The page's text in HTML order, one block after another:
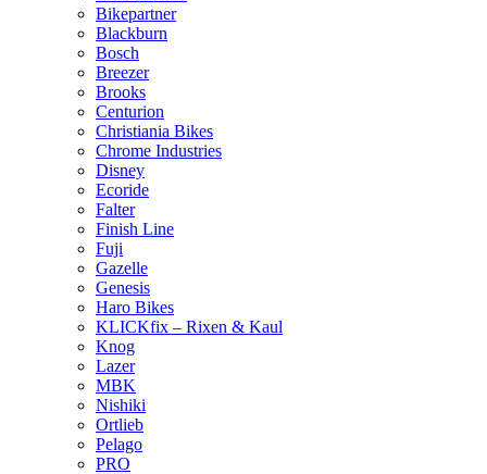
Bikepartner
Blackburn
Bosch
Breezer
Brooks
Centurion
Christiania Bikes
Chrome Industries
Disney
Ecoride
Falter
Finish Line
Fuji
Gazelle
Genesis
Haro Bikes
KLICKfix – Rixen & Kaul
Knog
Lazer
MBK
Nishiki
Ortlieb
Pelago
PRO